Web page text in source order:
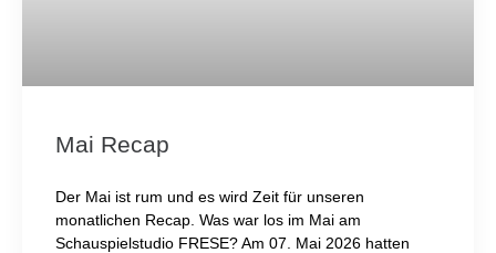
Mai Recap
Der Mai ist rum und es wird Zeit für unseren
monatlichen Recap. Was war los im Mai am
Schauspielstudio FRESE? Am 07. Mai 2026 hatten